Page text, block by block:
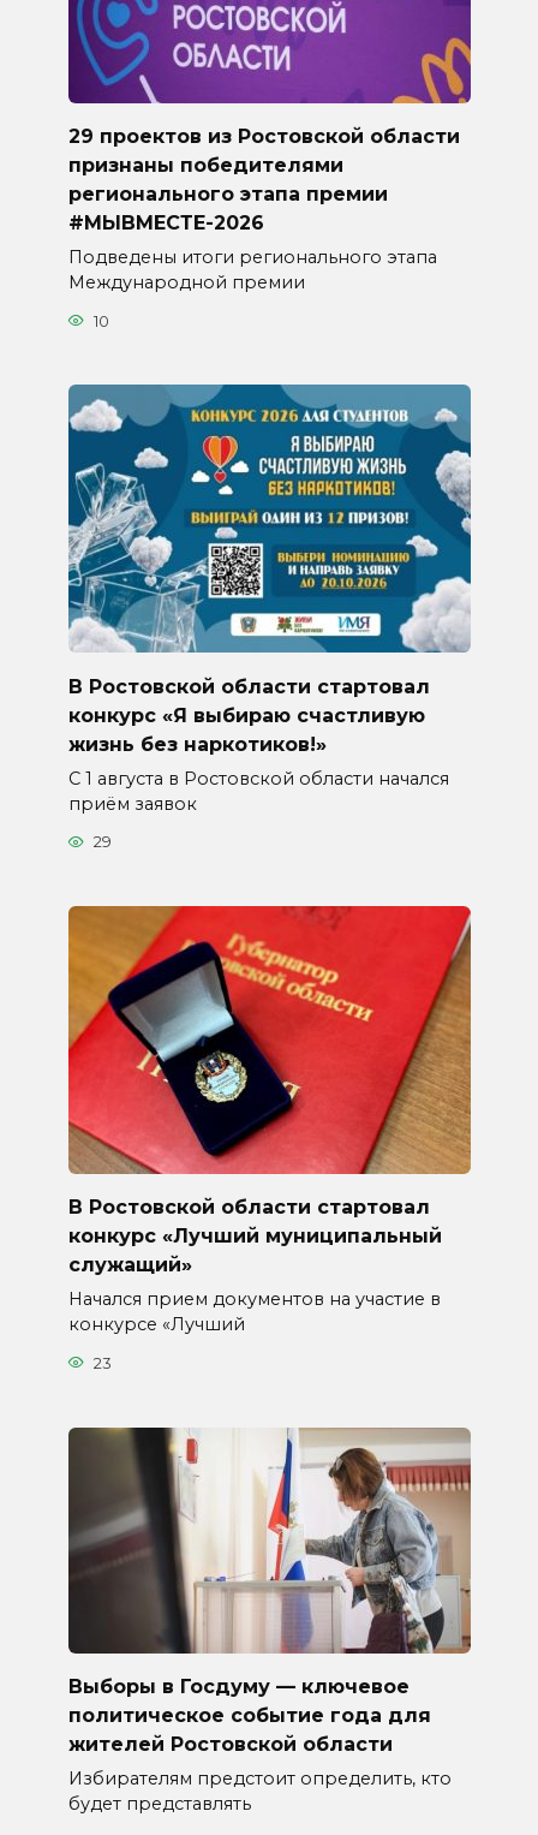
29 проектов из Ростовской области
признаны победителями
регионального этапа премии
#МЫВМЕСТЕ-2026
Подведены итоги регионального этапа
Международной премии
10
В Ростовской области стартовал
конкурс «Я выбираю счастливую
жизнь без наркотиков!»
С 1 августа в Ростовской области начался
приём заявок
29
В Ростовской области стартовал
конкурс «Лучший муниципальный
служащий»
Начался прием документов на участие в
конкурсе «Лучший
23
Выборы в Госдуму — ключевое
политическое событие года для
жителей Ростовской области
Избирателям предстоит определить, кто
будет представлять